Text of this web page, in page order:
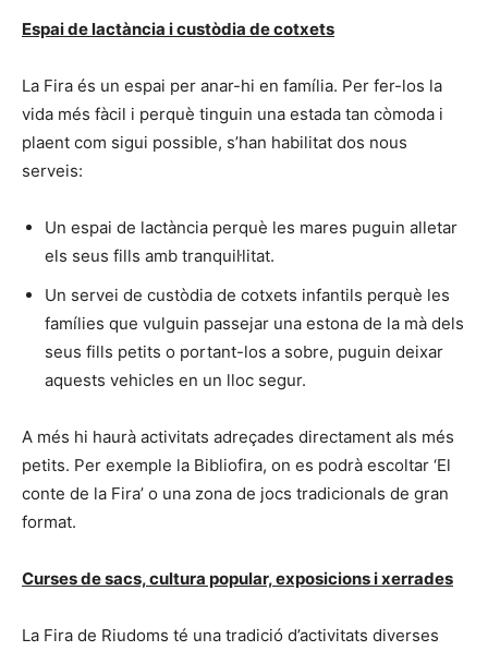
Espai de lactància i custòdia de cotxets
La Fira és un espai per anar-hi en família. Per fer-los la
vida més fàcil i perquè tinguin una estada tan còmoda i
plaent com sigui possible, s’han habilitat dos nous
serveis:
Un espai de lactància perquè les mares puguin alletar
els seus fills amb tranquil·litat.
Un servei de custòdia de cotxets infantils perquè les
famílies que vulguin passejar una estona de la mà dels
seus fills petits o portant-los a sobre, puguin deixar
aquests vehicles en un lloc segur.
A més hi haurà activitats adreçades directament als més
petits. Per exemple la Bibliofira, on es podrà escoltar ‘El
conte de la Fira’ o una zona de jocs tradicionals de gran
format.
Curses de sacs, cultura popular, exposicions i xerrades
La Fira de Riudoms té una tradició d’activitats diverses